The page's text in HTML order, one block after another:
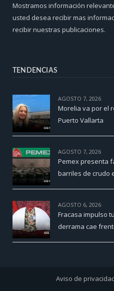
Mostramos información
usted desea recibir mas
recibir nuestras publicaciones.
TENDENCIAS
AGOSTO 7, 2026
Morelia va por el
Puerto Vallarta
AGOSTO 7, 2026
Pemex presenta
barriles de crudo
AGOSTO 6, 2026
Fracasa impulso
derrama cae
Aviso de